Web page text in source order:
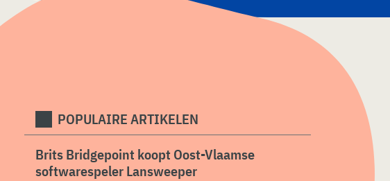
POPULAIRE ARTIKELEN
Brits Bridgepoint koopt Oost-Vlaamse
softwarespeler Lansweeper